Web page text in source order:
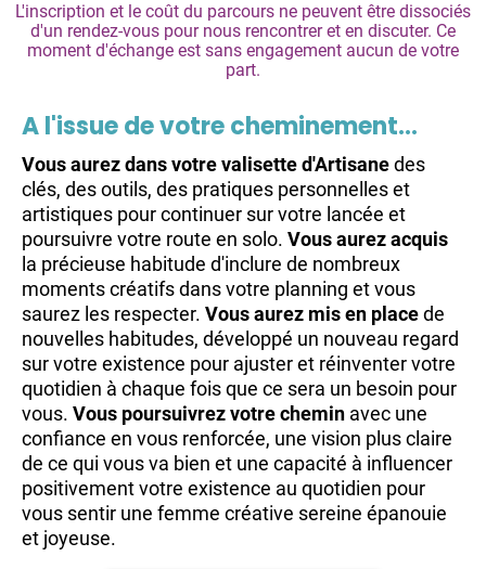
L'inscription et le coût du parcours ne peuvent être dissociés
d'un rendez-vous pour nous rencontrer et en discuter. Ce
moment d'échange est sans engagement aucun de votre
part.
A l'issue de votre cheminement…
Vous aurez dans votre valisette d'Artisanedes
clés, des outils, des pratiques personnelles et
artistiques pour continuer sur votre lancée et
poursuivre votre route en solo. Vous aurez acquis
la précieuse habitude d'inclure de nombreux
moments créatifs dans votre planning et vous
saurez les respecter. Vous aurez mis en placede
nouvelles habitudes, développé un nouveau regard
sur votre existence pour ajuster et réinventer votre
quotidien à chaque fois que ce sera un besoin pour
vous. Vous poursuivrez votre chemin avec une
confiance en vous renforcée, une vision plus claire
de ce qui vous va bien et une capacité à influencer
positivement votre existence au quotidien pour
vous sentir une femme créative sereine épanouie
et joyeuse.